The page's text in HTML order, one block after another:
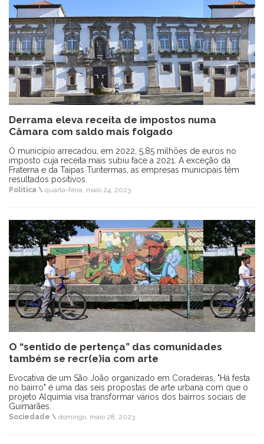
Derrama eleva receita de impostos numa
Câmara com saldo mais folgado
O município arrecadou, em 2022, 5,85 milhões de euros no
imposto cuja receita mais subiu face a 2021. À exceção da
Fraterna e da Taipas Turitermas, as empresas municipais têm
resultados positivos.
Política \ quarta-feira, maio 24, 2023
O “sentido de pertença” das comunidades
também se recr(e)ia com arte
Evocativa de um São João organizado em Coradeiras, "Há festa
no bairro" é uma das seis propostas de arte urbana com que o
projeto Alquimia visa transformar vários dos bairros sociais de
Guimarães.
Sociedade \ domingo, maio 28, 2023